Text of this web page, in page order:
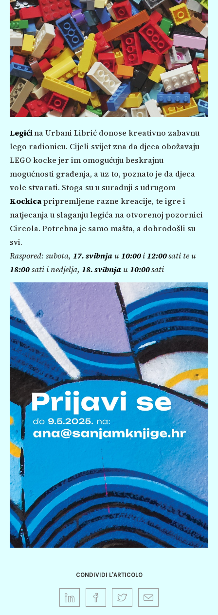
Legićina Urbani Librić donose kreativno zabavnu
lego radionicu. Cijeli svijet zna da djeca obožavaju
LEGO kocke jer im omogućuju beskrajnu
mogućnosti građenja, a uz to, poznato je da djeca
vole stvarati. Stoga su u suradnji s udrugom
Kockicapripremljene razne kreacije, te igre i
natjecanja u slaganju legića na otvorenoj pozornici
Circola. Potrebna je samo mašta, a dobrodošli su
svi.
Raspored: subota, 17. svibnja u10:00i12:00sati te u
18:00sati i nedjelja, 18. svibnja u10:00sati
CONDIVIDI L'ARTICOLO